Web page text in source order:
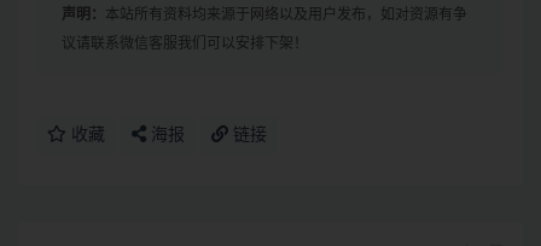
声明： 本站所有资料均来源于网络以及用户发布，如对资源有争
议请联系微信客服我们可以安排下架！
收藏 海报 链接